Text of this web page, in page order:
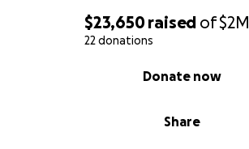
$23,650raised of$2M
22 donations
Share
Donate now